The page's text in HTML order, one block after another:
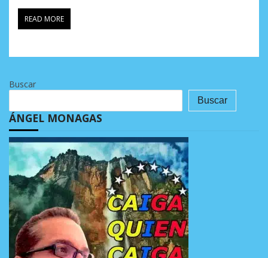
READ MORE
Buscar
Buscar
ÁNGEL MONAGAS